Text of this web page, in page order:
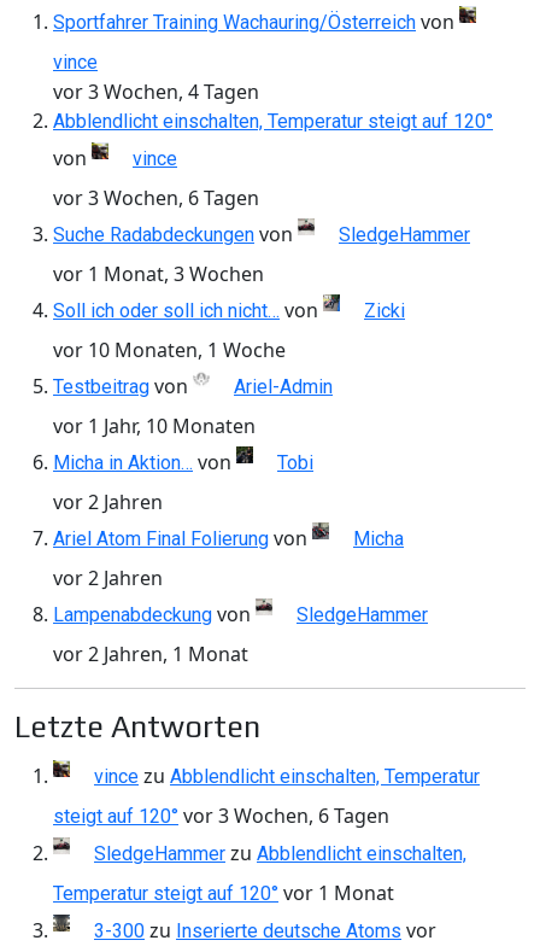
Sportfahrer Training Wachauring/Österreich von
vince
vor 3 Wochen, 4 Tagen
Abblendlicht einschalten, Temperatur steigt auf 120°
von vince
vor 3 Wochen, 6 Tagen
Suche Radabdeckungen von SledgeHammer
vor 1 Monat, 3 Wochen
Soll ich oder soll ich nicht… von Zicki
vor 10 Monaten, 1 Woche
Testbeitrag von Ariel-Admin
vor 1 Jahr, 10 Monaten
Micha in Aktion… von Tobi
vor 2 Jahren
Ariel Atom Final Folierung von Micha
vor 2 Jahren
Lampenabdeckung von SledgeHammer
vor 2 Jahren, 1 Monat
Letzte Antworten
vince zu Abblendlicht einschalten, Temperatur
steigt auf 120° vor 3 Wochen, 6 Tagen
SledgeHammer zu Abblendlicht einschalten,
Temperatur steigt auf 120° vor 1 Monat
3-300 zu Inserierte deutsche Atoms vor